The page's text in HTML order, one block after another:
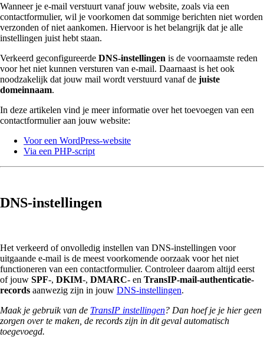
Wanneer je e-mail verstuurt vanaf jouw website, zoals via een
contactformulier, wil je voorkomen dat sommige berichten niet worden
verzonden of niet aankomen. Hiervoor is het belangrijk dat je alle
instellingen juist hebt staan.
Verkeerd geconfigureerde DNS-instellingen is de voornaamste reden
voor het niet kunnen versturen van e-mail. Daarnaast is het ook
noodzakelijk dat jouw mail wordt verstuurd vanaf de juiste
domeinnaam.
In deze artikelen vind je meer informatie over het toevoegen van een
contactformulier aan jouw website:
Voor een WordPress-website
Via een PHP-script
DNS-instellingen
Het verkeerd of onvolledig instellen van DNS-instellingen voor
uitgaande e-mail is de meest voorkomende oorzaak voor het niet
functioneren van een contactformulier. Controleer daarom altijd eerst
of jouw SPF-, DKIM-, DMARC- en TransIP-mail-authenticatie-
records aanwezig zijn in jouw DNS-instellingen.
Maak je gebruik van de TransIP instellingen? Dan hoef je je hier geen
zorgen over te maken, de records zijn in dit geval automatisch
toegevoegd.